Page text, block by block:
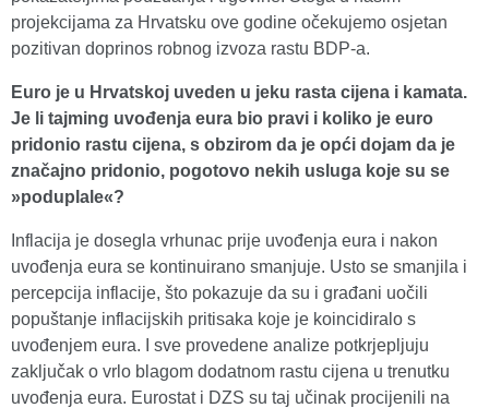
projekcijama za Hrvatsku ove godine očekujemo osjetan
pozitivan doprinos robnog izvoza rastu BDP-a.
Euro je u Hrvatskoj uveden u jeku rasta cijena i kamata.
Je li tajming uvođenja eura bio pravi i koliko je euro
pridonio rastu cijena, s obzirom da je opći dojam da je
značajno pridonio, pogotovo nekih usluga koje su se
»poduplale«?
Inflacija je dosegla vrhunac prije uvođenja eura i nakon
uvođenja eura se kontinuirano smanjuje. Usto se smanjila i
percepcija inflacije, što pokazuje da su i građani uočili
popuštanje inflacijskih pritisaka koje je koincidiralo s
uvođenjem eura. I sve provedene analize potkrjepljuju
zaključak o vrlo blagom dodatnom rastu cijena u trenutku
uvođenja eura. Eurostat i DZS su taj učinak procijenili na